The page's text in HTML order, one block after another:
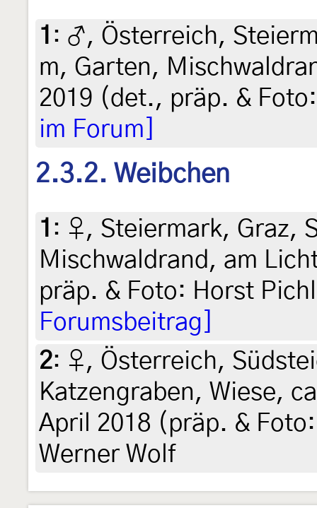
1 : ♂, Österreich,
m, Garten,
2019 (det., präp. &
im Forum]
2.3.2. Weibchen
1 : ♀, Steiermark, Graz,
Mischwaldrand, am
präp. & Foto: Horst
Forumsbeitrag]
2: ♀, Österreich,
Katzengraben, Wiese,
April 2018 (präp. &
Werner Wolf